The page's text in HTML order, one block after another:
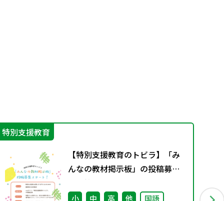
特別支援教育
【特別支援教育のトビラ】「み
んなの教材掲示板」の投稿募集
を開始しました！
小 中 高 他
国語